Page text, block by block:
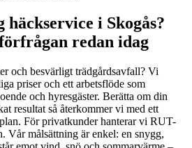
i Skogås?
redan idag
och besvärligt trädgårdsavfall? Vi
priser och ett arbetsflöde som
och hyresgäster. Berätta om din
resultat så återkommer vi med ett
För privatkunder hanterar vi RUT-
Vår målsättning är enkel: en snygg,